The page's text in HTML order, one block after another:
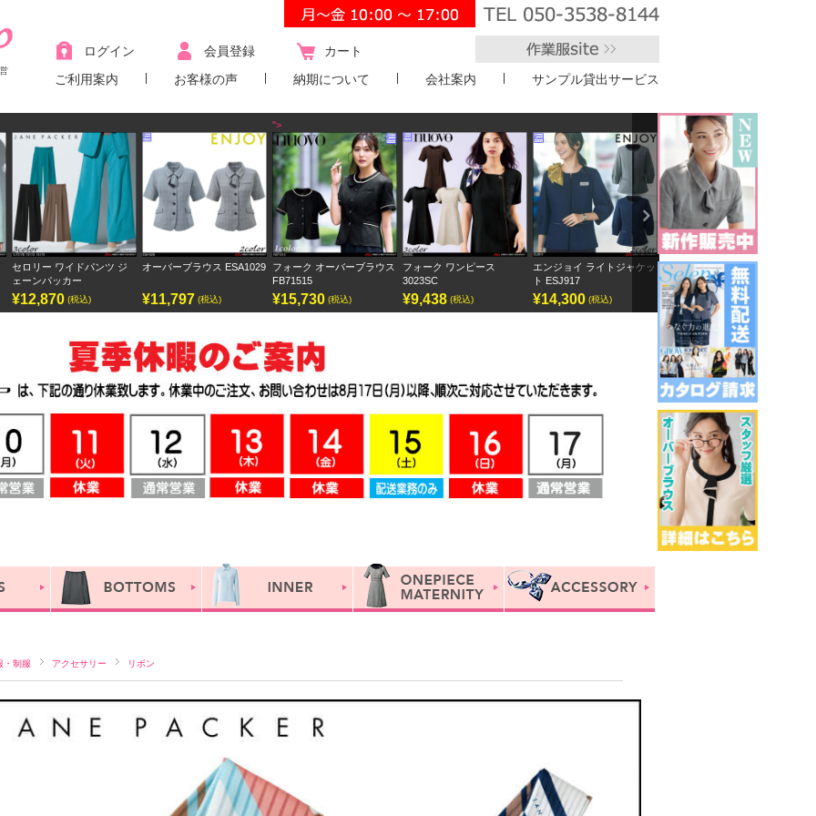
ログイン 会員登録
カート
ご利用案内
お客様の声 納期について 会社案内 サンプル貸出サービス
イドパンツ ジ
カー
(税込)
オーバーブラウス ESA1029
¥11,797 (税込)
フォーク オーバーブラウス
¥15,730 (税込)
フォーク ワンピース
¥9,438 (税込)
エンジョイ ライトジャケッ
(税込)
ボンオフィス キュロット
¥9,295 (税込)
半袖オーバーブ
GOBL-2602
¥12,155
Next
・制服 アクセサリー リボン